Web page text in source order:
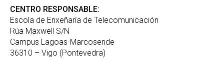
CENTRO RESPONSABLE:
Escola de Enxeñaría de Telecomunicación
Rúa Maxwell S/N
Campus Lagoas-Marcosende
36310 – Vigo (Pontevedra)